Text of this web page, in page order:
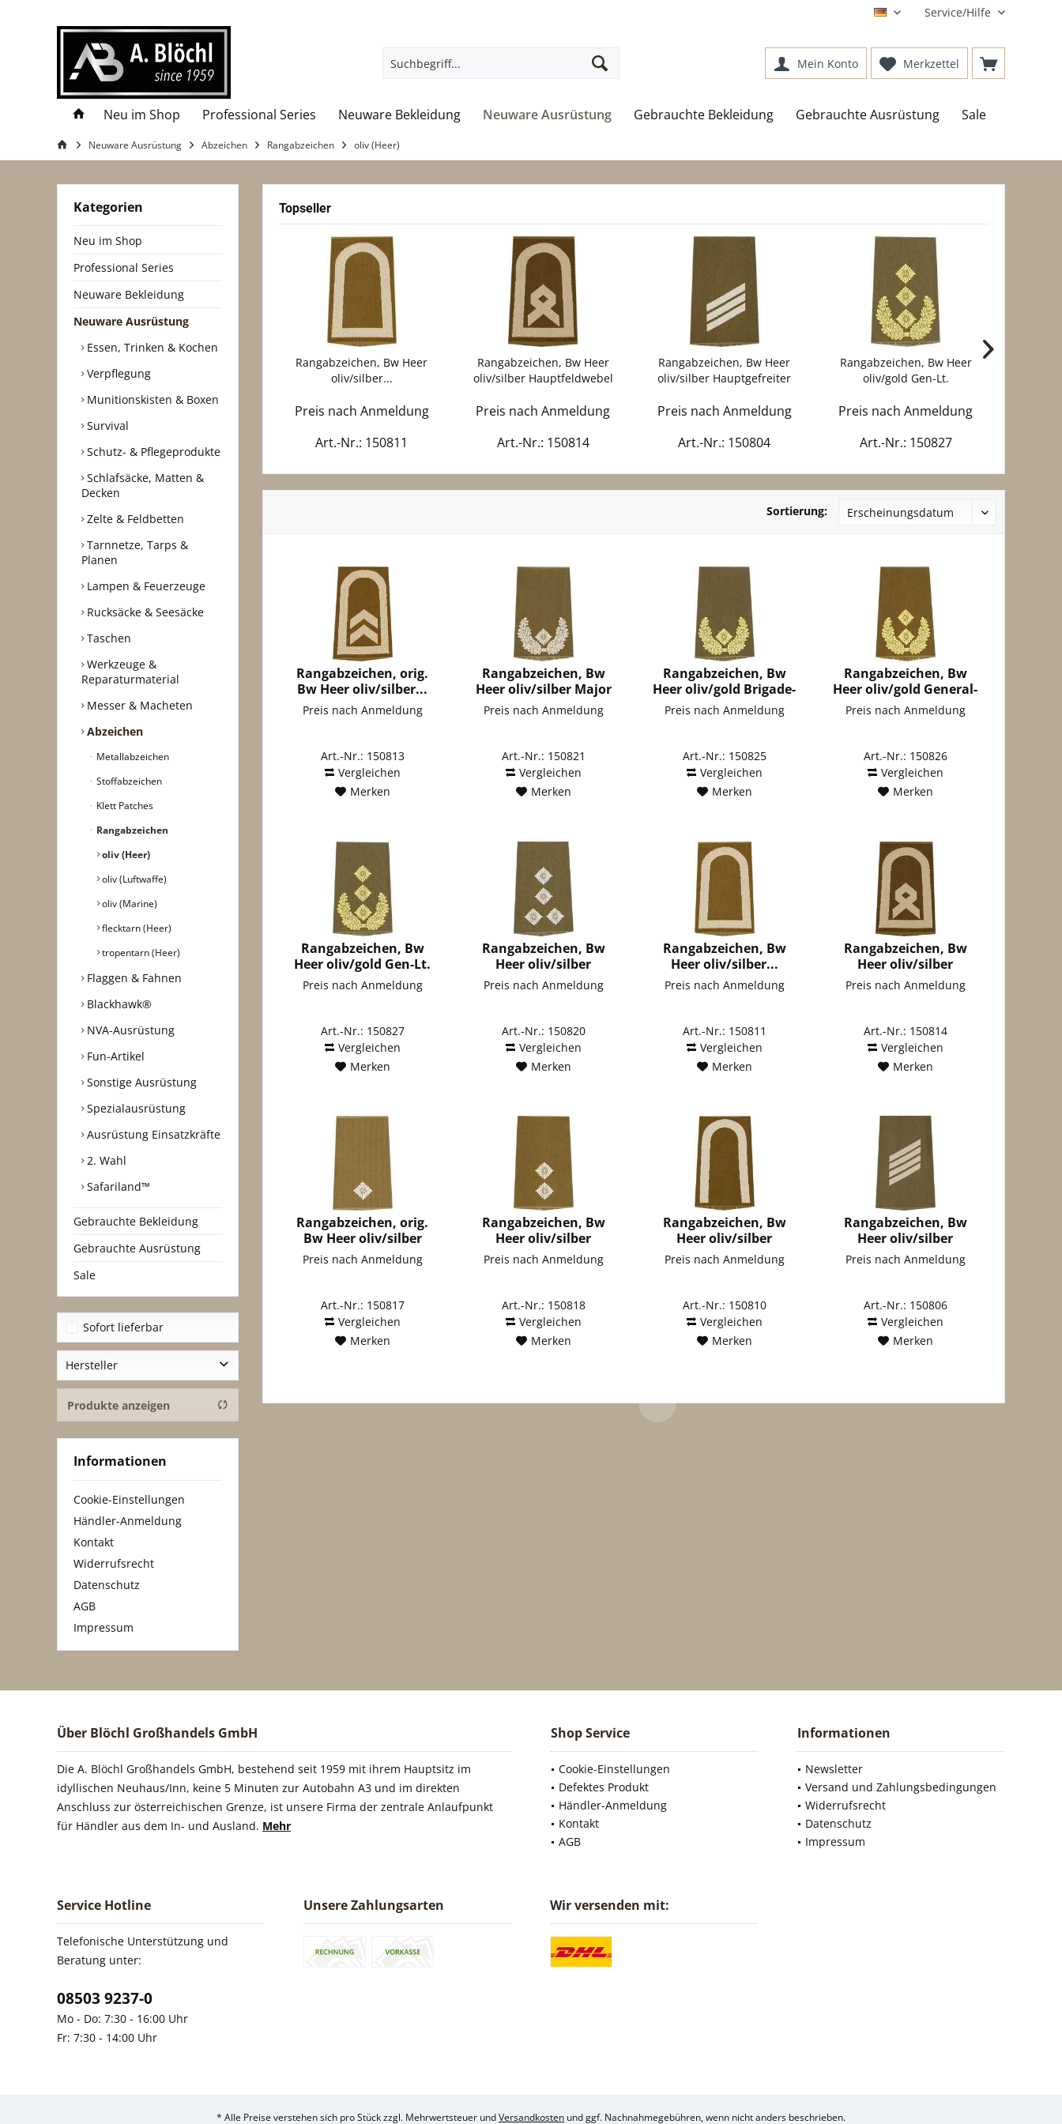
DE Service/Hilfe
Merkzettel
Mein Konto
Neu im Shop Professional Series Neuware Bekleidung Neuware Ausrüstung Gebrauchte Bekleidung Gebrauchte Ausrüstung Sale
Neuware Ausrüstung Abzeichen Rangabzeichen oliv (Heer)
Kategorien
Neu im Shop
Professional Series
Neuware Bekleidung
Neuware Ausrüstung
Essen, Trinken & Kochen
Verpflegung
Munitionskisten & Boxen
Survival
Schutz- & Pflegeprodukte
Schlafsäcke, Matten &
Decken
Zelte & Feldbetten
Tarnnetze, Tarps &
Planen
Lampen & Feuerzeuge
Rucksäcke & Seesäcke
Taschen
Werkzeuge &
Reparaturmaterial
Messer & Macheten
Abzeichen
Metallabzeichen
Stoffabzeichen
Klett Patches
Rangabzeichen
oliv (Heer)
oliv (Luftwaffe)
oliv (Marine)
flecktarn (Heer)
tropentarn (Heer)
Flaggen & Fahnen
Blackhawk®
NVA-Ausrüstung
Fun-Artikel
Sonstige Ausrüstung
Spezialausrüstung
Ausrüstung Einsatzkräfte
2. Wahl
Safariland™
Gebrauchte Bekleidung
Gebrauchte Ausrüstung
Sale
Sofort lieferbar
Hersteller
A. Blöchl Großhandels GmbH
Produkte anzeigen
Informationen
Cookie-Einstellungen
Händler-Anmeldung
Kontakt
Widerrufsrecht
Datenschutz
AGB
Impressum
Topseller
Rangabzeichen, Bw Heer
oliv/silber...
Preis nach Anmeldung
Art.-Nr.: 150811
Rangabzeichen, Bw Heer
oliv/silber Hauptfeldwebel
Preis nach Anmeldung
Art.-Nr.: 150814
Rangabzeichen, Bw Heer
oliv/silber Hauptgefreiter
Preis nach Anmeldung
Art.-Nr.: 150804
Rangabzeichen, Bw Heer
oliv/gold Gen-Lt.
Preis nach Anmeldung
Art.-Nr.: 150827
Sortierung:
Rangabzeichen, orig.
Bw Heer oliv/silber...
Preis nach Anmeldung
Art.-Nr.: 150813
Vergleichen
Merken
Rangabzeichen, Bw
Heer oliv/silber Major
Preis nach Anmeldung
Art.-Nr.: 150821
Vergleichen
Merken
Rangabzeichen, Bw
Heer oliv/gold Brigade-
General
Preis nach Anmeldung
Art.-Nr.: 150825
Vergleichen
Merken
Rangabzeichen, Bw
Heer oliv/gold General-
Major
Preis nach Anmeldung
Art.-Nr.: 150826
Vergleichen
Merken
Rangabzeichen, Bw
Heer oliv/gold Gen-Lt.
Preis nach Anmeldung
Art.-Nr.: 150827
Vergleichen
Merken
Rangabzeichen, Bw
Heer oliv/silber
Stabshauptmann
Preis nach Anmeldung
Art.-Nr.: 150820
Vergleichen
Merken
Rangabzeichen, Bw
Heer oliv/silber...
Preis nach Anmeldung
Art.-Nr.: 150811
Vergleichen
Merken
Rangabzeichen, Bw
Heer oliv/silber
Hauptfeldwebel
Preis nach Anmeldung
Art.-Nr.: 150814
Vergleichen
Merken
Rangabzeichen, orig.
Bw Heer oliv/silber
Leutnant
Preis nach Anmeldung
Art.-Nr.: 150817
Vergleichen
Merken
Rangabzeichen, Bw
Heer oliv/silber
Oberleutnant
Preis nach Anmeldung
Art.-Nr.: 150818
Vergleichen
Merken
Rangabzeichen, Bw
Heer oliv/silber
Unteroffizier
Preis nach Anmeldung
Art.-Nr.: 150810
Vergleichen
Merken
Rangabzeichen, Bw
Heer oliv/silber
Stabsgefreiter
Preis nach Anmeldung
Art.-Nr.: 150806
Vergleichen
Merken
Über Blöchl Großhandels GmbH
Die A. Blöchl Großhandels GmbH, bestehend seit 1959 mit ihrem Hauptsitz im
idyllischen Neuhaus/Inn, keine 5 Minuten zur Autobahn A3 und im direkten
Anschluss zur österreichischen Grenze, ist unsere Firma der zentrale Anlaufpunkt
für Händler aus dem In- und Ausland. Mehr
Shop Service
Cookie-Einstellungen
Defektes Produkt
Händler-Anmeldung
Kontakt
AGB
Informationen
Newsletter
Versand und Zahlungsbedingungen
Widerrufsrecht
Datenschutz
Impressum
Service Hotline
Telefonische Unterstützung und
Beratung unter:
08503 9237-0
Mo - Do: 7:30 - 16:00 Uhr
Fr: 7:30 - 14:00 Uhr
Unsere Zahlungsarten Wir versenden mit:
* Alle Preise verstehen sich pro Stück zzgl. Mehrwertsteuer undVersandkosten und ggf. Nachnahmegebühren, wenn nicht anders beschrieben.